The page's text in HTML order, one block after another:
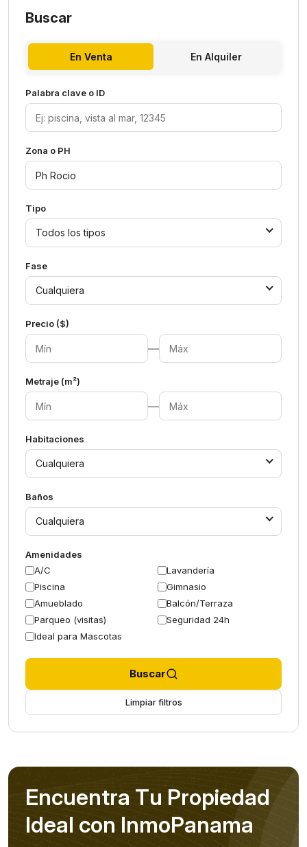
Buscar
En Venta En Alquiler
Palabra clave o ID
Zona o PH
Tipo
Todos los tipos
Fase
Cualquiera
Precio ($)
—
Metraje (m²)
—
Habitaciones
Cualquiera
Baños
Cualquiera
Amenidades
A/C
Lavandería
Piscina
Gimnasio
Amueblado
Balcón/Terraza
Parqueo (visitas)
Seguridad 24h
Ideal para Mascotas
Buscar
Limpiar filtros
Encuentra Tu Propiedad
Ideal con InmoPanama